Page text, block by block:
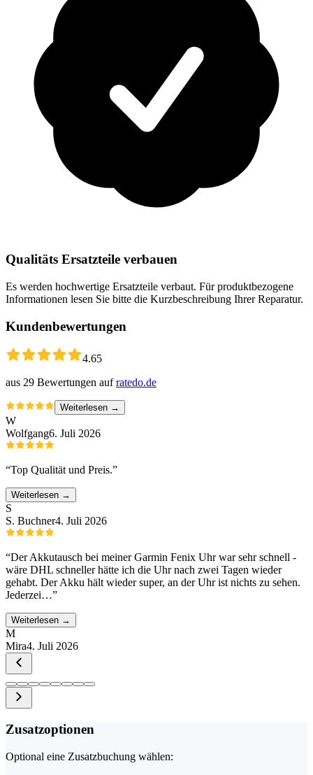
Qualitäts Ersatzteile verbauen
Es werden hochwertige Ersatzteile verbaut. Für produktbezogene
Informationen lesen Sie bitte die Kurzbeschreibung Ihrer Reparatur.
Kundenbewertungen
4.65
aus 29 Bewertungen auf ratedo.de
Weiterlesen →
W
Wolfgang6. Juli 2026
“Top Qualität und Preis.”
Weiterlesen →
S
S. Buchner4. Juli 2026
“Der Akkutausch bei meiner Garmin Fenix Uhr war sehr schnell -
wäre DHL schneller hätte ich die Uhr nach zwei Tagen wieder
gehabt. Der Akku hält wieder super, an der Uhr ist nichts zu sehen.
Jederzei…”
Weiterlesen →
M
Mira4. Juli 2026
Zusatzoptionen
Optional eine Zusatzbuchung wählen: